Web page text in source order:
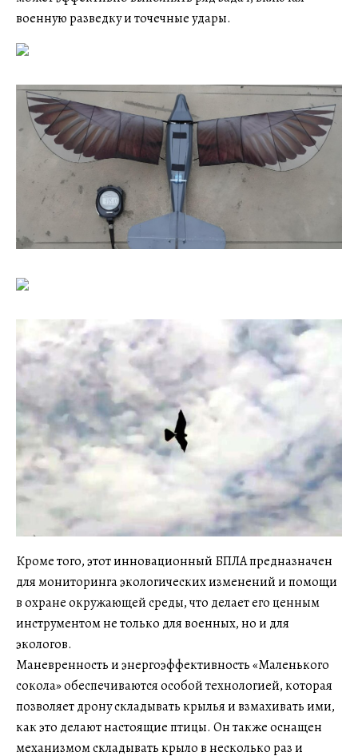
военную разведку и точечные удары.
Кроме того, этот инновационный БПЛА предназначен
для мониторинга экологических изменений и помощи
в охране окружающей среды, что делает его ценным
инструментом не только для военных, но и для
экологов.
Маневренность и энергоэффективность «Маленького
сокола» обеспечиваются особой технологией, которая
позволяет дрону складывать крылья и взмахивать ими,
как это делают настоящие птицы. Он также оснащен
механизмом складывать крыло в несколько раз и